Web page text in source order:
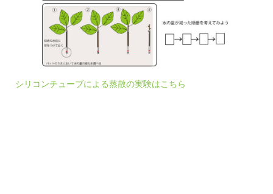
シリコンチューブによる蒸散の実験はこちら